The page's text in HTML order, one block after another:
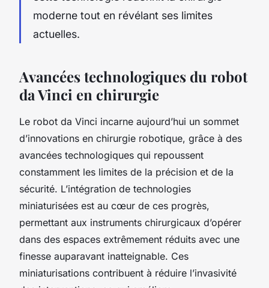
moderne tout en révélant ses limites
actuelles.
Avancées technologiques du robot
da Vinci en chirurgie
Le robot da Vinci incarne aujourd’hui un sommet
d’innovations en chirurgie robotique, grâce à des
avancées technologiques qui repoussent
constamment les limites de la précision et de la
sécurité. L’intégration de technologies
miniaturisées est au cœur de ces progrès,
permettant aux instruments chirurgicaux d’opérer
dans des espaces extrêmement réduits avec une
finesse auparavant inatteignable. Ces
miniaturisations contribuent à réduire l’invasivité